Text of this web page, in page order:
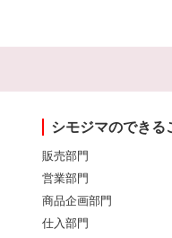
シモジマのできる
販売部門
営業部門
商品企画部門
仕入部門